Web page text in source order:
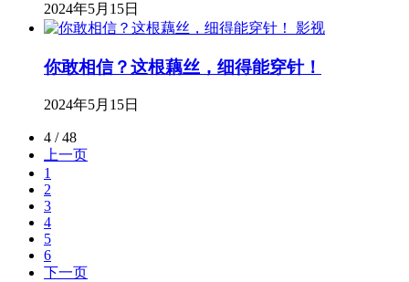
2024年5月15日
影视
你敢相信？这根藕丝，细得能穿针！
2024年5月15日
4 / 48
上一页
1
2
3
4
5
6
下一页